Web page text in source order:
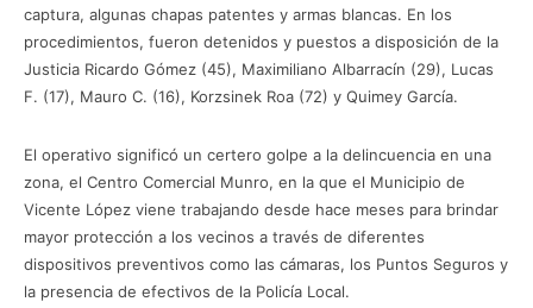
captura, algunas chapas patentes y armas blancas. En los
procedimientos, fueron detenidos y puestos a disposición de la
Justicia Ricardo Gómez (45), Maximiliano Albarracín (29), Lucas
F. (17), Mauro C. (16), Korzsinek Roa (72) y Quimey García.
El operativo significó un certero golpe a la delincuencia en una
zona, el Centro Comercial Munro, en la que el Municipio de
Vicente López viene trabajando desde hace meses para brindar
mayor protección a los vecinos a través de diferentes
dispositivos preventivos como las cámaras, los Puntos Seguros y
la presencia de efectivos de la Policía Local.